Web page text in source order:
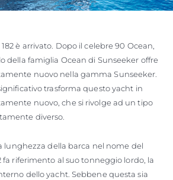
è arrivato. Dopo il celebre 90 Ocean,
della famiglia Ocean di Sunseeker offre
nuovo nella gamma Sunseeker.
trasforma questo yacht in
nuovo, che si rivolge ad un tipo
diverso.
lunghezza della barca nel nome del
fa riferimento al suo tonneggio lordo, la
dello yacht. Sebbene questa sia